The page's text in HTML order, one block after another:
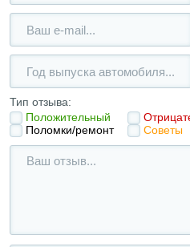
Тип отзыва:
Положительный
Поломки/ремонт
Советы